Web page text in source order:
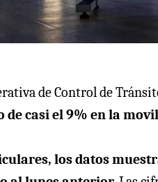
de Control de
de casi el 9% en la
los datos